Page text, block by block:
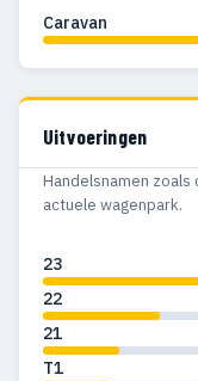
Caravan
Uitvoeringen
Handelsnamen
actuele wagenpark.
23
22
21
T1